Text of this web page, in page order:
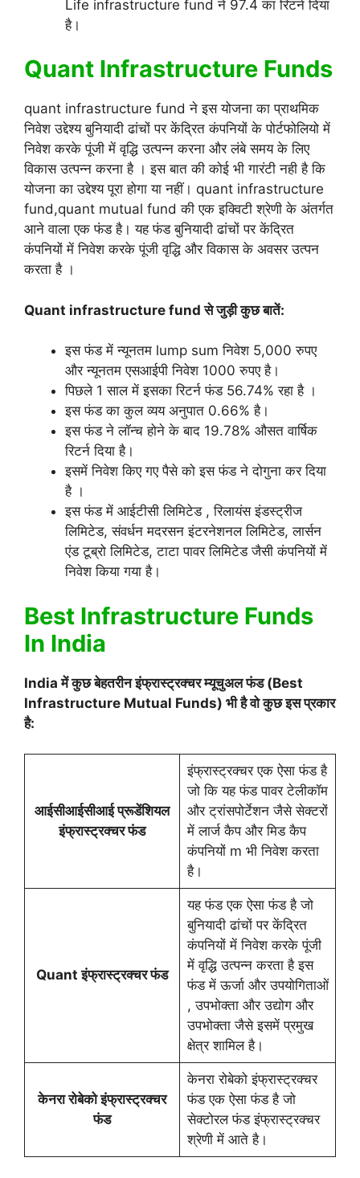
Life infrastructure fund ने 97.4 का रिटर्न दिया
है।
Quant Infrastructure Funds
quant infrastructure fund ने इस योजना का प्राथमिक
निवेश उद्देश्य बुनियादी ढांचों पर केंद्रित कंपनियों के पोर्टफोलियो में
निवेश करके पूंजी में वृद्धि उत्पन्न करना और लंबे समय के लिए
विकास उत्पन्न करना है । इस बात की कोई भी गारंटी नही है कि
योजना का उद्देश्य पूरा होगा या नहीं। quant infrastructure
fund,quant mutual fund की एक इक्विटी श्रेणी के अंतर्गत
आने वाला एक फंड है। यह फंड बुनियादी ढांचों पर केंद्रित
कंपनियों में निवेश करके पूंजी वृद्धि और विकास के अवसर उत्पन
करता है ।
Quant infrastructure fund से जुड़ी कुछ बातें:
इस फंड में न्यूनतम lump sum निवेश 5,000 रुपए
और न्यूनतम एसआईपी निवेश 1000 रुपए है।
पिछले 1 साल में इसका रिटर्न फंड 56.74% रहा है ।
इस फंड का कुल व्यय अनुपात 0.66% है।
इस फंड ने लॉन्च होने के बाद 19.78% औसत वार्षिक
रिटर्न दिया है।
इसमें निवेश किए गए पैसे को इस फंड ने दोगुना कर दिया
है ।
इस फंड में आईटीसी लिमिटेड , रिलायंस इंडस्ट्रीज
लिमिटेड, संवर्धन मदरसन इंटरनेशनल लिमिटेड, लार्सन
एंड टूब्रो लिमिटेड, टाटा पावर लिमिटेड जैसी कंपनियों में
निवेश किया गया है।
Best Infrastructure Funds
In India
India में कुछ बेहतरीन इंफ्रास्ट्रक्चर म्यूचुअल फंड (Best
Infrastructure Mutual Funds) भी है वो कुछ इस प्रकार
है:
आईसीआईसीआई प्रूडेंशियल
इंफ्रास्ट्रक्चर फंड
इंफ्रास्ट्रक्चर एक ऐसा फंड है
जो कि यह फंड पावर टेलीकॉम
और ट्रांसपोर्टेशन जैसे सेक्टरों
में लार्ज कैप और मिड कैप
कंपनियों m भी निवेश करता
है।
Quant इंफ्रास्ट्रक्चर फंड
यह फंड एक ऐसा फंड है जो
बुनियादी ढांचों पर केंद्रित
कंपनियों में निवेश करके पूंजी
में वृद्धि उत्पन्न करता है इस
फंड में ऊर्जा और उपयोगिताओं
, उपभोक्ता और उद्योग और
उपभोक्ता जैसे इसमें प्रमुख
क्षेत्र शामिल है।
केनरा रोबेको इंफ्रास्ट्रक्चर
फंड
केनरा रोबेको इंफ्रास्ट्रक्चर
फंड एक ऐसा फंड है जो
सेक्टोरल फंड इंफ्रास्ट्रक्चर
श्रेणी में आते है।